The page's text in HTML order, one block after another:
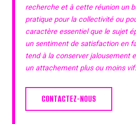
recherche et à cette réunion un
pratique pour la collectivité ou
caractère essentiel que le sujet
un sentiment de satisfaction en
tend à la conserver jalousement
un attachement plus ou moins
CONTACTEZ-NOUS